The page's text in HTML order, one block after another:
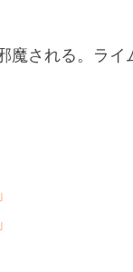
魔される。ライ